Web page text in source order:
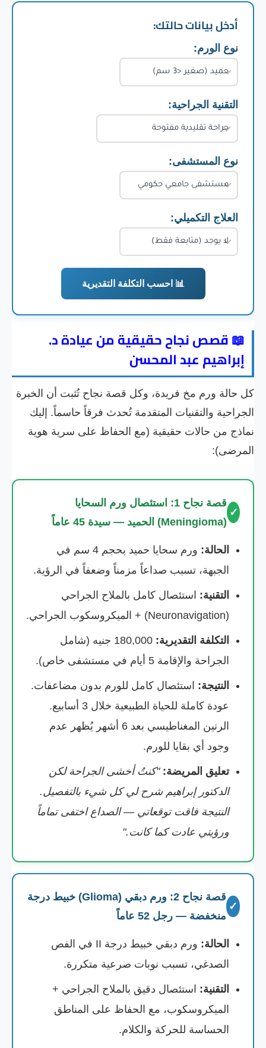
أدخل بيانات حالتك:
نوع الورم:
التقنية الجراحية:
نوع المستشفى:
العلاج التكميلي:
📊 احسب التكلفة التقديرية
📖 قصص نجاح حقيقية من عيادة د.
إبراهيم عبد المحسن
كل حالة ورم مخ فريدة، وكل قصة نجاح تُثبت أن الخبرة
الجراحية والتقنيات المتقدمة تُحدث فرقاً حاسماً. إليك
نماذج من حالات حقيقية (مع الحفاظ على سرية هوية
المرضى):
✓
قصة نجاح 1: استئصال ورم السحايا
(Meningioma) الحميد — سيدة 45 عاماً
الحالة:
ورم سحايا حميد بحجم 4 سم في
الجبهة، تسبب صداعاً مزمناً وضعفاً في الرؤية.
التقنية: استئصال كامل بالملاح الجراحي
(Neuronavigation) + الميكروسكوب الجراحي.
التكلفة التقديرية:
180,000 جنيه (شامل
الجراحة والإقامة 5 أيام في مستشفى خاص).
النتيجة: استئصال كامل للورم بدون مضاعفات.
عودة كاملة للحياة الطبيعية خلال 3 أسابيع.
الرنين المغناطيسي بعد 6 أشهر يُظهر عدم
وجود أي بقايا للورم.
تعليق المريضة: "كنتُ أخشى الجراحة لكن
الدكتور إبراهيم شرح لي كل شيء بالتفصيل.
النتيجة فاقت توقعاتي — الصداع اختفى تماماً
ورؤيتي عادت كما كانت."
✓
قصة نجاح 2: ورم دبقي (Glioma) خبيط درجة
منخفضة — رجل 52 عاماً
الحالة:
ورم دبقي خبيط درجة II في الفص
الصدغي، تسبب نوبات صرعية متكررة.
التقنية: استئصال دقيق بالملاح الجراحي +
الميكروسكوب، مع الحفاظ على المناطق
الحساسة للحركة والكلام.